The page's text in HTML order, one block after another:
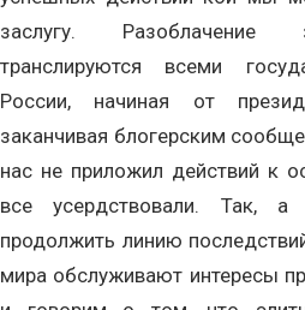
заслугу. Разоблачение
транслируются всеми
России, начиная от
заканчивая блогерским
нас не приложил действий к
все усердствовали. Так,
продолжить линию
мира обслуживают интересы